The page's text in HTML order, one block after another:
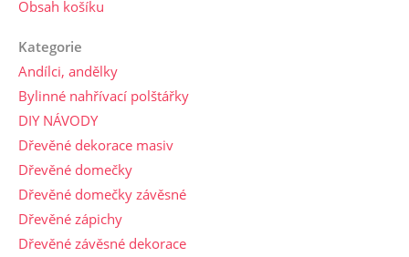
Obsah košíku
Kategorie
Andílci, andělky
Bylinné nahřívací polštářky
DIY NÁVODY
Dřevěné dekorace masiv
Dřevěné domečky
Dřevěné domečky závěsné
Dřevěné zápichy
Dřevěné závěsné dekorace